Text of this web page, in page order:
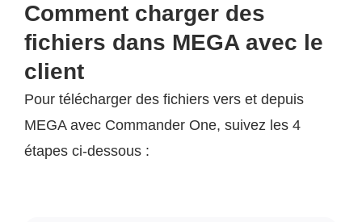
Comment charger des
fichiers dans MEGA avec le
client
Pour télécharger des fichiers vers et depuis
MEGA avec Commander One, suivez les 4
étapes ci-dessous :